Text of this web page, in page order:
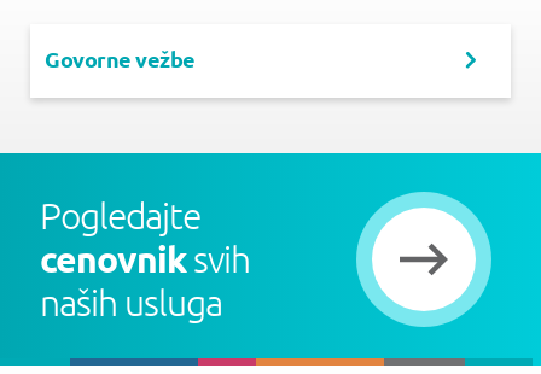
Govorne vežbe
Pogledajte
cenovniksvih
naših usluga